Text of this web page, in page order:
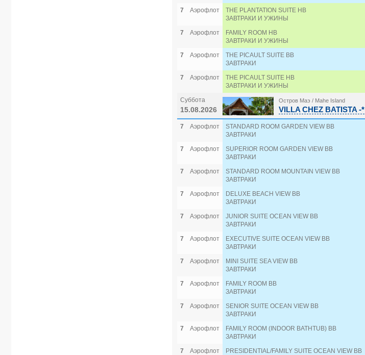
7 Аэрофлот
THE PLANTATION SUITE HB
ЗАВТРАКИ И УЖИНЫ
7 Аэрофлот
FAMILY ROOM HB
ЗАВТРАКИ И УЖИНЫ
7 Аэрофлот
THE PICAULT SUITE BB
ЗАВТРАКИ
7 Аэрофлот
THE PICAULT SUITE HB
ЗАВТРАКИ И УЖИНЫ
Суббота
15.08.2026
Остров Маэ / Mahe Island
VILLA CHEZ BATISTA -*
7 Аэрофлот
STANDARD ROOM GARDEN VIEW BB
ЗАВТРАКИ
7 Аэрофлот
SUPERIOR ROOM GARDEN VIEW BB
ЗАВТРАКИ
7 Аэрофлот
STANDARD ROOM MOUNTAIN VIEW BB
ЗАВТРАКИ
7 Аэрофлот
DELUXE BEACH VIEW BB
ЗАВТРАКИ
7 Аэрофлот
JUNIOR SUITE OCEAN VIEW BB
ЗАВТРАКИ
7 Аэрофлот
EXECUTIVE SUITE OCEAN VIEW BB
ЗАВТРАКИ
7 Аэрофлот
MINI SUITE SEA VIEW BB
ЗАВТРАКИ
7 Аэрофлот
FAMILY ROOM BB
ЗАВТРАКИ
7 Аэрофлот
SENIOR SUITE OCEAN VIEW BB
ЗАВТРАКИ
7 Аэрофлот
FAMILY ROOM (INDOOR BATHTUB) BB
ЗАВТРАКИ
7 Аэрофлот PRESIDENTIAL/FAMILY SUITE OCEAN VIEW BB